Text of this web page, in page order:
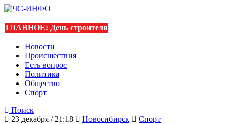
ГЛАВНОЕ: День строителя
Новости
Происшествия
Есть вопрос
Политика
Общество
Спорт
Поиск
23 декабря / 21:18
Новосибирск Спорт